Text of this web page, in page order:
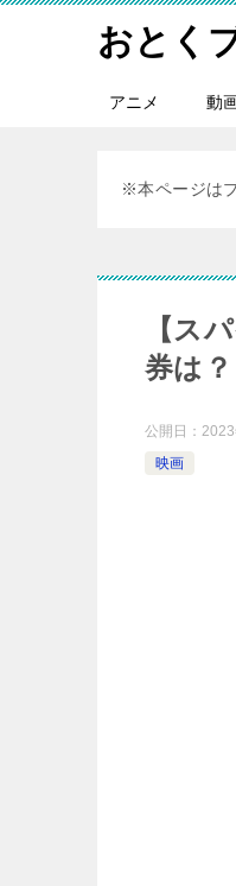
おとく
アニメ 動
※本ページは
【ス
券は？
公開日： 2023
映画